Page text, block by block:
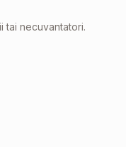
tai necuvantatori.